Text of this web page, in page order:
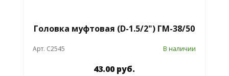
Головка муфтовая (D-1.5/2") ГМ-38/50
Арт. C2545 В наличии
43.00 руб.